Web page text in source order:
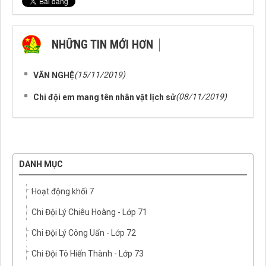
NHỮNG TIN MỚI HƠN
VĂN NGHỆ(15/11/2019)
Chi đội em mang tên nhân vật lịch sử(08/11/2019)
DANH MỤC
Hoạt động khối 7
Chi Đội Lý Chiêu Hoàng - Lớp 71
Chi Đội Lý Công Uẩn - Lớp 72
Chi Đội Tô Hiến Thành - Lớp 73